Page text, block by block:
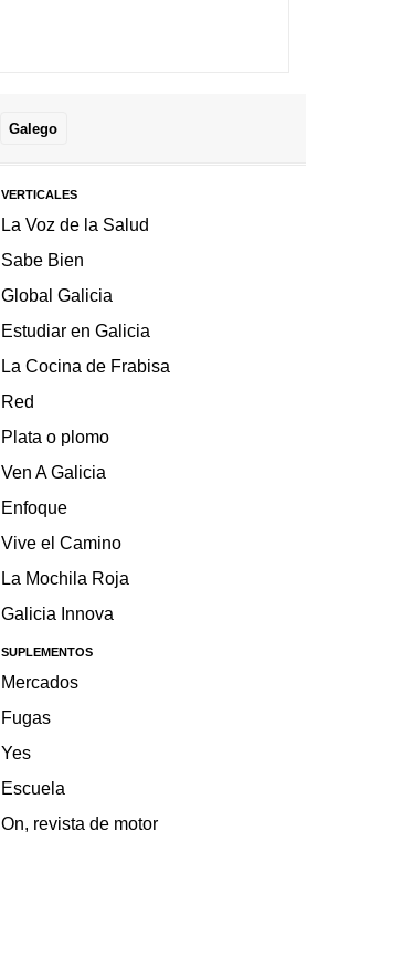
Galego
VERTICALES
La Voz de la Salud
Sabe Bien
Global Galicia
Estudiar en Galicia
La Cocina de Frabisa
Red
Plata o plomo
Ven A Galicia
Enfoque
Vive el Camino
La Mochila Roja
Galicia Innova
SUPLEMENTOS
Mercados
Fugas
Yes
Escuela
On, revista de motor